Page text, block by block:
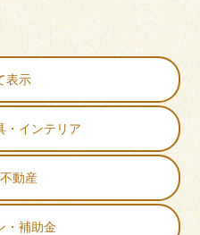
表示
・インテリア
動産
・補助金